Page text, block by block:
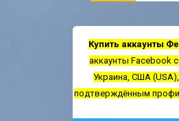
Купить аккаунты
аккаунты Facebook
Украина, США
подтверждённым